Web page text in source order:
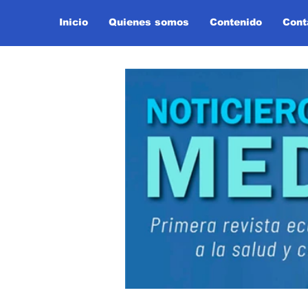
Inicio Quienes somos Contenido